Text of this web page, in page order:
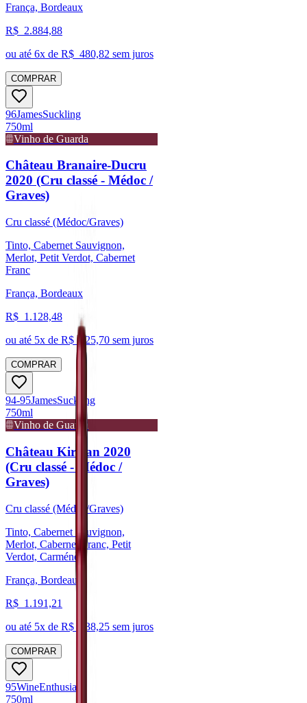
França, Bordeaux
R$ 2.884,88
ou até 6x de R$ 480,82 sem juros
COMPRAR
96JamesSuckling
750ml
Vinho de Guarda
Château Branaire-Ducru
2020 (Cru classé - Médoc /
Graves)
Cru classé (Médoc/Graves)
Tinto, Cabernet Sauvignon,
Merlot, Petit Verdot, Cabernet
Franc
França, Bordeaux
R$ 1.128,48
ou até 5x de R$ 225,70 sem juros
COMPRAR
94-95JamesSuckling
750ml
Vinho de Guarda
Château Kirwan 2020
(Cru classé - Médoc /
Graves)
Cru classé (Médoc/Graves)
Tinto, Cabernet Sauvignon,
Merlot, Cabernet Franc, Petit
Verdot, Carménère
França, Bordeaux
R$ 1.191,21
ou até 5x de R$ 238,25 sem juros
COMPRAR
95WineEnthusiast
750ml